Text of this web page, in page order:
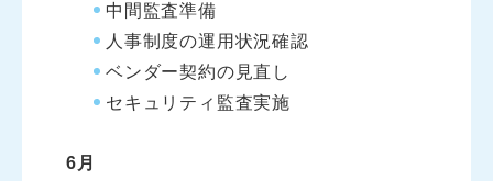
中間監査準備
人事制度の運用状況確認
ベンダー契約の見直し
セキュリティ監査実施
6月